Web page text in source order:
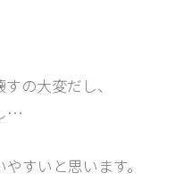
の大変だし、
…
すいと思います。